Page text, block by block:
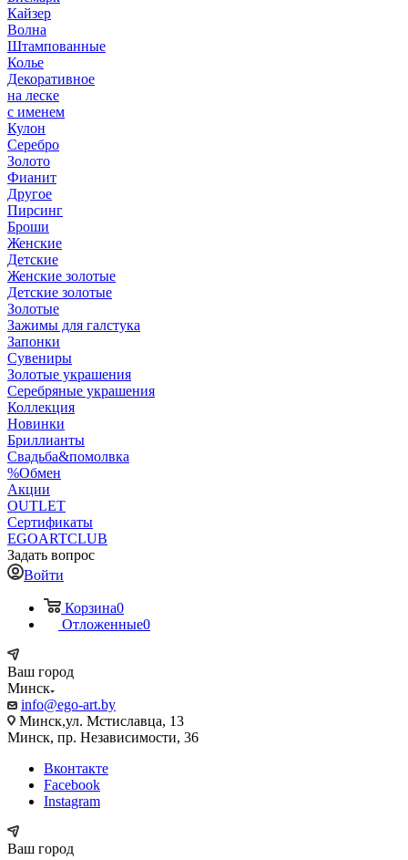
Кайзер
Волна
Штампованные
Колье
Декоративное
на леске
с именем
Кулон
Серебро
Золото
Фианит
Другое
Пирсинг
Броши
Женские
Детские
Женские золотые
Детские золотые
Золотые
Зажимы для галстука
Запонки
Сувениры
Золотые украшения
Серебряные украшения
Коллекция
Новинки
Бриллианты
Свадьба&помолвка
%Обмен
Акции
OUTLET
Сертификаты
EGOARTCLUB
Задать вопрос
Войти
Корзина0
Отложенные0
Ваш город
Минск
info@ego-art.by
Минск,ул. Мстиславца, 13
Минск, пр. Независимости, 36
Вконтакте
Facebook
Instagram
Ваш город